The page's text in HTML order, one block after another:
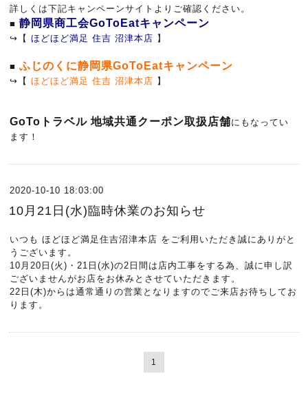
詳しくは下記キャンペーンサイトよりご確認ください。
■静岡県商工会GoToEatキャンペーン
↪【ほどほど満足 住吉 沼津本店 】
■ふじのくに静岡県GoToEatキャンペーン
↪【ほどほど満足 住吉 沼津本店 】
GoToトラベル 地域共通クーポン取扱店舗にもなってい
ます！
2020-10-10 18:03:00
10月21日(水)臨時休業のお知らせ
いつも ほどほど満足住吉沼津本店 をご利用いただき誠にありがと
うございます。
10月20日(火)・21日(水)の2日間は店内工事をする為、誠に申し訳
ございませんがお店をお休みとさせていただきます。
22日(木)からは通常通りの営業となりますのでご来店お待ちしてお
ります。
1